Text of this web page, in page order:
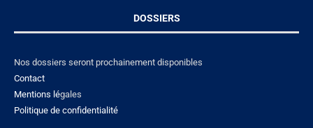
DOSSIERS
Nos dossiers seront prochainement disponibles
Contact
Mentions légales
Politique de confidentialité